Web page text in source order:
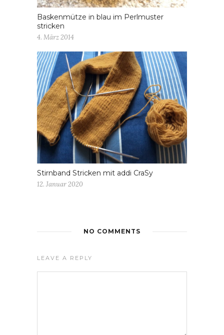
Baskenmütze in blau im Perlmuster
stricken
4. März 2014
Stirnband Stricken mit addi CraSy
12. Januar 2020
NO COMMENTS
LEAVE A REPLY